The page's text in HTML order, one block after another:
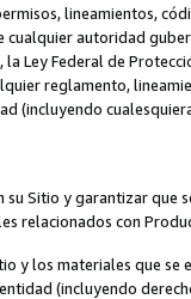
lineamientos,
autoridad
Ley Federal de
reglamento,
(incluyendo
Sitio y garantizar que
relacionados con
y los materiales que se
(incluyendo